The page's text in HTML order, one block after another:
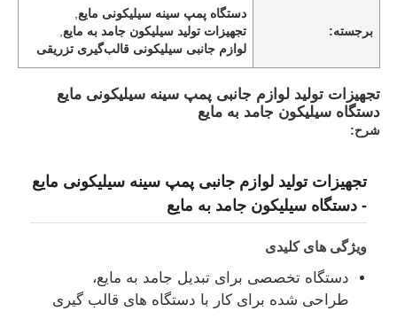
برجسته:
دستگاه پمپ سینه سیلیکونی مایع
تجهیزات تولید سیلیکون جامد به مایع
لوازم جانبی سیلیکونی قالب‌گیری تزریقی
تجهیزات تولید لوازم جانبی پمپ سینه سیلیکونی مایع
دستگاه سیلیکون جامد به مایع
شرح:
تجهیزات تولید لوازم جانبی پمپ سینه سیلیکونی مایع
- دستگاه سیلیکون جامد به مایع
ویژگی های کلیدی
دستگاه تخصصی برای تبدیل جامد به مایع،
طراحی شده برای کار با دستگاه های قالب گیری